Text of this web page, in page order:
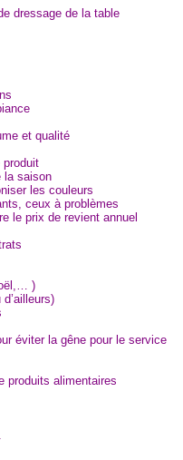
dressage de la table
et qualité
produit
la saison
les couleurs
ceux à problèmes
le prix de revient annuel
)
éviter la gêne pour le service
produits alimentaires